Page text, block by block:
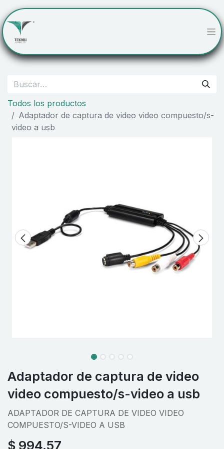
Todos los productos
Adaptador de captura de video video compuesto/s-
video a usb
Adaptador de captura de video
video compuesto/s-video a usb
ADAPTADOR DE CAPTURA DE VIDEO VIDEO
COMPUESTO/S-VIDEO A USB
$ 994.57